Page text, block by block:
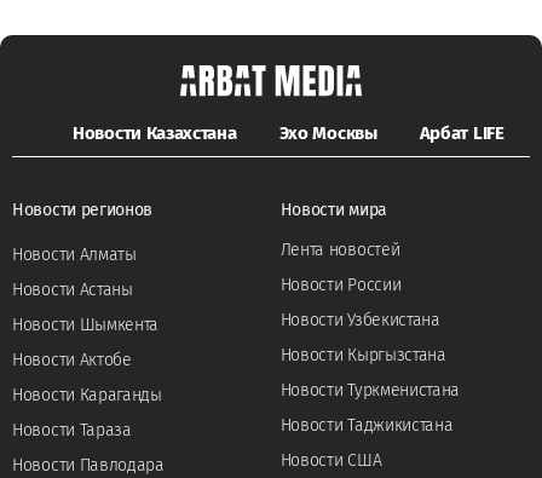
Новости Казахстана Эхо Москвы Арбат LIFE
Новости регионов
Новости Алматы
Новости Астаны
Новости Шымкента
Новости Актобе
Новости Караганды
Новости Тараза
Новости Павлодара
Новости мира
Лента новостей
Новости России
Новости Узбекистана
Новости Кыргызстана
Новости Туркменистана
Новости Таджикистана
Новости США